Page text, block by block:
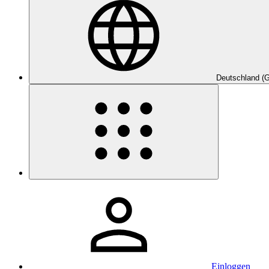
Deutschland
Einloggen